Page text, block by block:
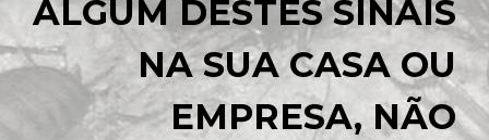
ALGUM DESTES SINAIS
NA SUA CASA OU
EMPRESA, NÃO